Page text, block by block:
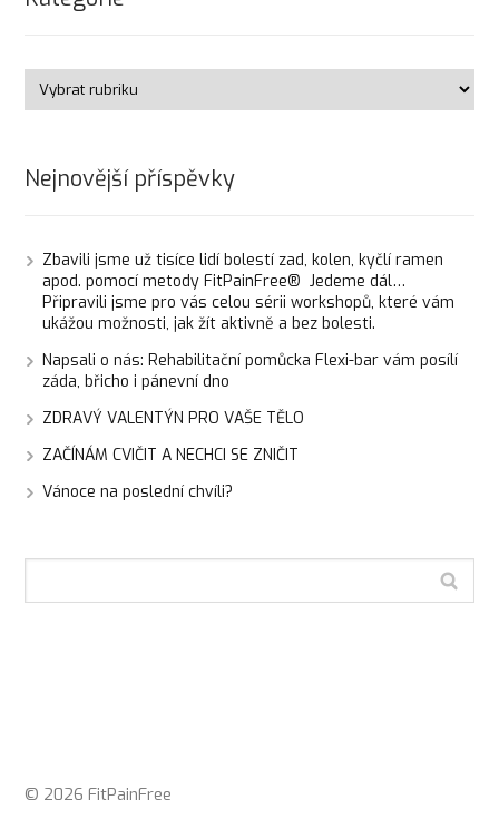
Nejnovější příspěvky
Zbavili jsme už tisíce lidí bolestí zad, kolen, kyčlí ramen
apod. pomocí metody FitPainFree® Jedeme dál…
Připravili jsme pro vás celou sérii workshopů, které vám
ukážou možnosti, jak žít aktivně a bez bolesti.
Napsali o nás: Rehabilitační pomůcka Flexi-bar vám posílí
záda, břicho i pánevní dno
ZDRAVÝ VALENTÝN PRO VAŠE TĚLO
ZAČÍNÁM CVIČIT A NECHCI SE ZNIČIT
Vánoce na poslední chvíli?
© 2026 FitPainFree